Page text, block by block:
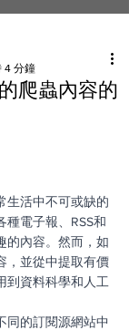
爬蟲內容的
4 分鐘
生活中不可或缺的
種電子報、RSS和
的內容。然而，如
，並從中提取有價
到資料科學和人工
同的訂閱源網站中